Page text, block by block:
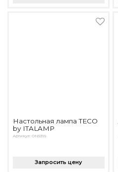
Настольная лампа TECO
by ITALAMP
Артикул: ON5399
Запросить цену